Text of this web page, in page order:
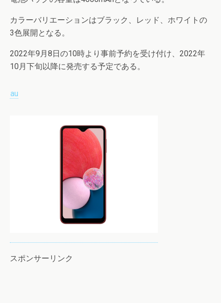
カラーバリエーションはブラック、レッド、ホワイトの
3色展開となる。
2022年9月8日の10時より事前予約を受け付け、2022年
10月下旬以降に発売する予定である。
au
スポンサーリンク